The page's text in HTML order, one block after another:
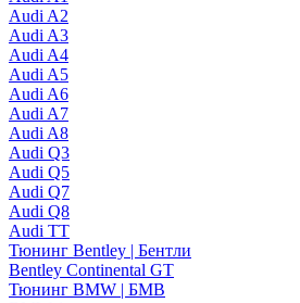
Audi A2
Audi A3
Audi A4
Audi A5
Audi A6
Audi A7
Audi A8
Audi Q3
Audi Q5
Audi Q7
Audi Q8
Audi TT
Тюнинг Bentley | Бентли
Bentley Continental GT
Тюнинг BMW | БМВ